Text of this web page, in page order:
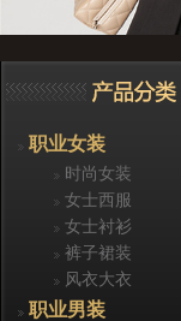
职业女装
时尚女装
女士西服
女士衬衫
裤子裙装
风衣大衣
职业男装